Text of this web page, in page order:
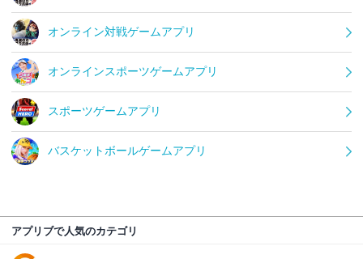
オンライン対戦ゲームアプリ
オンラインスポーツゲームアプリ
スポーツゲームアプリ
バスケットボールゲームアプリ
アプリブで人気のカテゴリ